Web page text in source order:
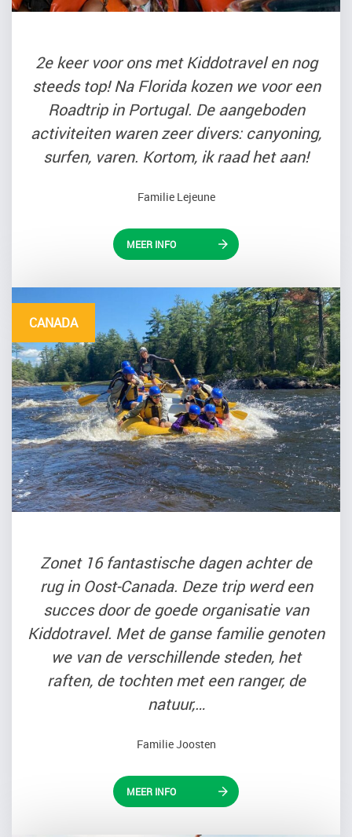
2e keer voor ons met Kiddotravel en nog
steeds top! Na Florida kozen we voor een
Roadtrip in Portugal. De aangeboden
activiteiten waren zeer divers: canyoning,
surfen, varen. Kortom, ik raad het aan!
Familie Lejeune
MEER INFO
CANADA
Zonet 16 fantastische dagen achter de
rug in Oost-Canada. Deze trip werd een
succes door de goede organisatie van
Kiddotravel. Met de ganse familie genoten
we van de verschillende steden, het
raften, de tochten met een ranger, de
natuur,…
Familie Joosten
MEER INFO